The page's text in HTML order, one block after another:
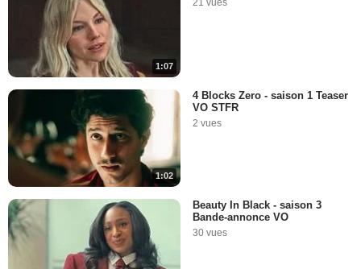
1:07
1:02
4 Blocks Zero - saison 1 Teaser
VO STFR
2 vues
Beauty In Black - saison 3
Bande-annonce VO
30 vues